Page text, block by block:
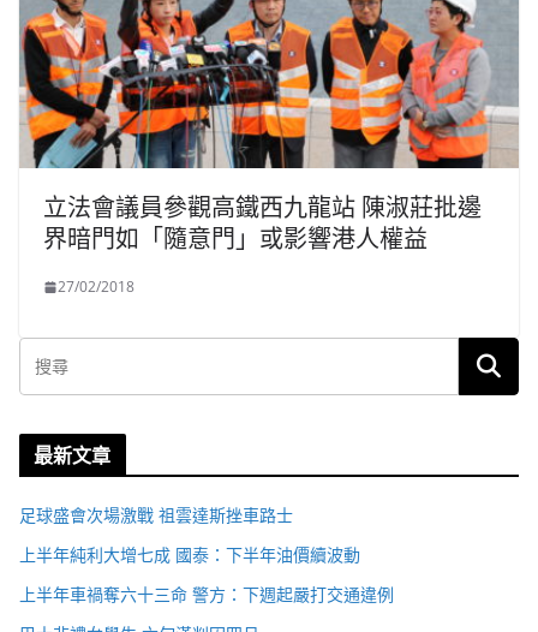
立法會議員參觀高鐵西九龍站 陳淑莊批邊
界暗門如「隨意門」或影響港人權益
27/02/2018
最新文章
足球盛會次場激戰 祖雲達斯挫車路士
上半年純利大增七成 國泰：下半年油價續波動
上半年車禍奪六十三命 警方：下週起嚴打交通違例